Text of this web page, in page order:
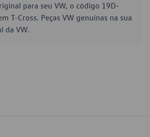
para seu VW, o código 19D-
T-Cross. Peças VW genuínas na sua
da VW.